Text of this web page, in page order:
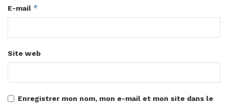
E-mail *
Site web
Enregistrer mon nom, mon e-mail et mon site dans le